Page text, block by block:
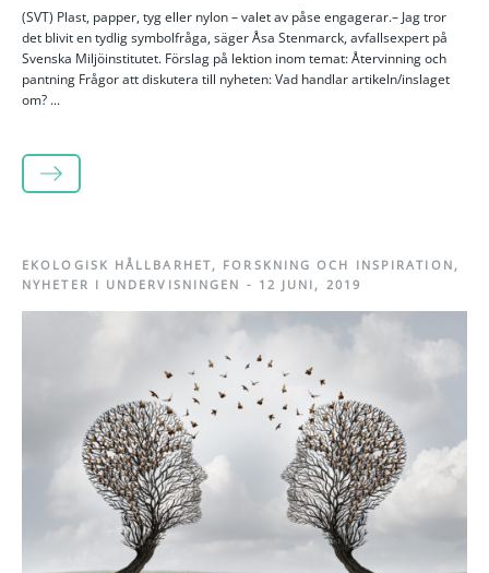
(SVT) Plast, papper, tyg eller nylon – valet av påse engagerar.– Jag tror
det blivit en tydlig symbolfråga, säger Åsa Stenmarck, avfallsexpert på
Svenska Miljöinstitutet. Förslag på lektion inom temat: Återvinning och
pantning Frågor att diskutera till nyheten: Vad handlar artikeln/inslaget
om? ...
LÄS MER
EKOLOGISK HÅLLBARHET, FORSKNING OCH INSPIRATION ,
NYHETER I UNDERVISNINGEN - 12 JUNI, 2019